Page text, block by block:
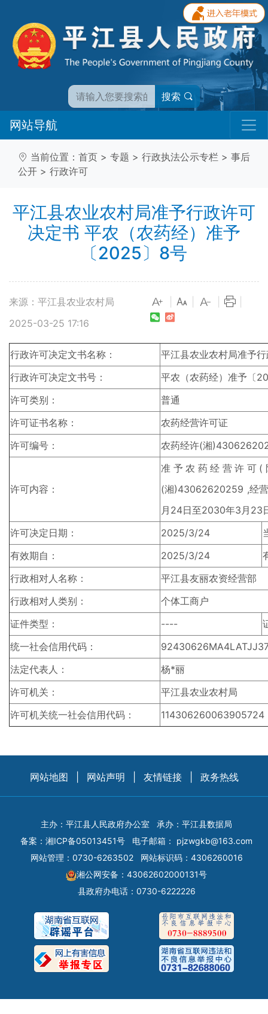
搜索
网站导航
当前位置： 首页 > 专题 > 行政执法公示专栏 > 事后
公开 > 行政许可
平江县农业农村局准予行政许可
决定书 平农（农药经）准予
〔2025〕8号
来源：平江县农业农村局
2025-03-25 17:16
行政许可决定文书名称：
平江县农业农村局准予
行政许可决定文书号：
平农（农药经）准予〔
许可类别：
普通
许可证书名称：
农药经营许可证
许可编号：
农药经许(湘
许可内容：
准予农药经营许可
(湘)43062620259 ,经
月24日至2030年3月23
许可决定日期：
2025/3/24
有效期自：
2025/3/24
行政相对人名称：
平江县友丽农资经营部
行政相对人类别：
个体工商户
证件类型：
----
统一社会信用代码：
法定代表人：
杨*丽
许可机关：
平江县农业农村局
许可机关统一社会信用代码：
114306260063905724
网站地图 网站声明 友情链接 政务热线
主办：平江县人民政府办公室
承办：平江县数据局
备案： 湘ICP备05013451号 电子邮箱： pjzwgkb@163.com
网站管理：0730-6263502
网站标识码：4306260016
湘公网安备：43062602000131号
县政府办电话：0730-6222226